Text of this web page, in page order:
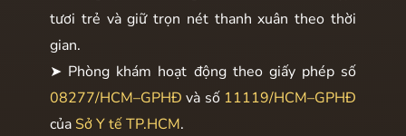
tươi trẻ và giữ trọn nét thanh xuân theo thời
gian.
➤ Phòng khám hoạt động theo giấy phép số
08277/HCM–GPHĐ và số 11119/HCM–GPHĐ
của Sở Y tế TP.HCM.